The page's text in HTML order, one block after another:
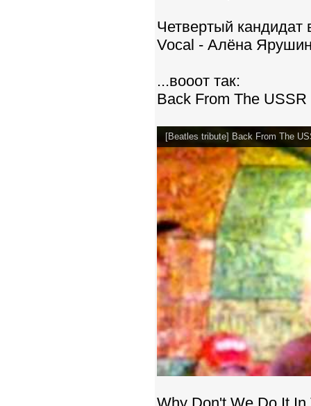
Четвертый кандидат
Vocal - Алёна
...вооот так:
Back From The
[Beatles tribute] Back From The